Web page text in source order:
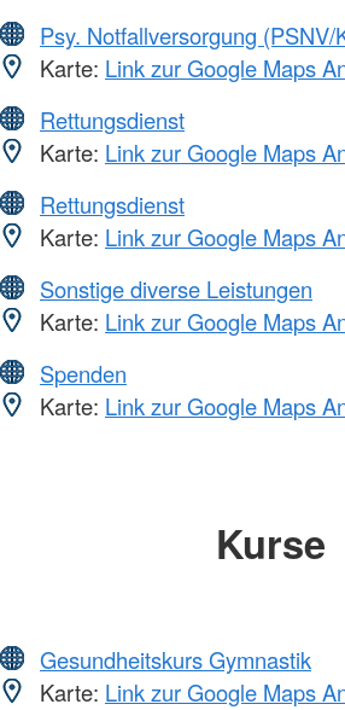
Psy. Notfallversorgung (PSNV/
Karte: Link zur Google Maps
Rettungsdienst
Karte: Link zur Google Maps
Rettungsdienst
Karte: Link zur Google Maps
Sonstige diverse Leistungen
Karte: Link zur Google Maps
Spenden
Karte: Link zur Google Maps
Kurse
Gesundheitskurs Gymnastik
Karte: Link zur Google Maps